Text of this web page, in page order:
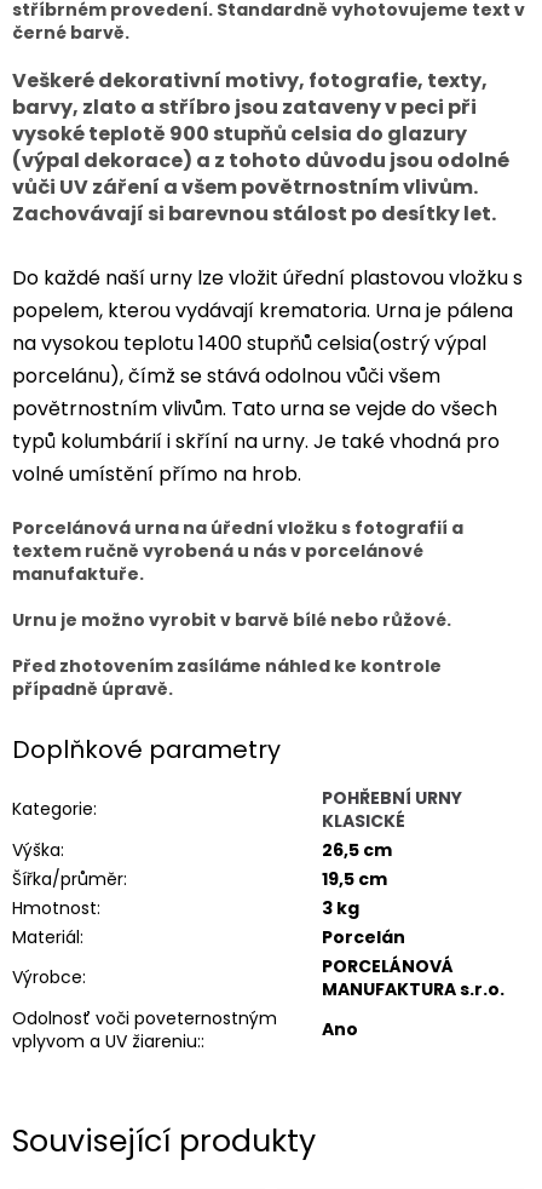
Související produkty
stříbrném provedení. Standardně vyhotovujeme text v
černé barvě.
Veškeré dekorativní motivy, fotografie, texty,
barvy, zlato a stříbro jsou zataveny v peci při
vysoké teplotě 900 stupňů celsia do glazury
(výpal dekorace) a z tohoto důvodu jsou odolné
vůči UV záření a všem povětrnostním vlivům.
Zachovávají si barevnou stálost po desítky let.
Do každé naší urny lze vložit úřední plastovou vložku s
popelem, kterou vydávají krematoria. Urna je pálena
na vysokou teplotu 1400 stupňů celsia(ostrý výpal
porcelánu), čímž se stává odolnou vůči všem
povětrnostním vlivům. Tato urna se vejde do všech
typů kolumbárií i skříní na urny. Je také vhodná pro
volné umístění přímo na hrob.
Porcelánová urna na úřední vložku s fotografií a
textem ručně vyrobená u nás v porcelánové
manufaktuře.
Urnu je možno vyrobit v barvě bílé nebo růžové.
Před zhotovením zasíláme náhled ke kontrole
případně úpravě.
Doplňkové parametry
Kategorie:
POHŘEBNÍ URNY
KLASICKÉ
Výška:
26,5 cm
Šířka/průměr:
19,5 cm
Hmotnost:
3 kg
Materiál:
Porcelán
Výrobce:
PORCELÁNOVÁ
MANUFAKTURA s.r.o.
Odolnosť voči poveternostným
vplyvom a UV žiareniu:: Ano